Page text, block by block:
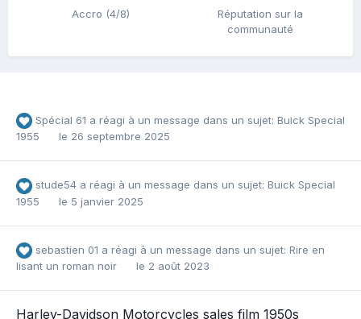
Accro (4/8)
Réputation sur la
communauté
Spécial 61 a réagi à un message dans un sujet: Buick Special
1955
le 26 septembre 2025
stude54 a réagi à un message dans un sujet: Buick Special
1955
le 5 janvier 2025
sebastien 01 a réagi à un message dans un sujet: Rire en
lisant un roman noir
le 2 août 2023
Harley-Davidson Motorcycles sales film 1950s